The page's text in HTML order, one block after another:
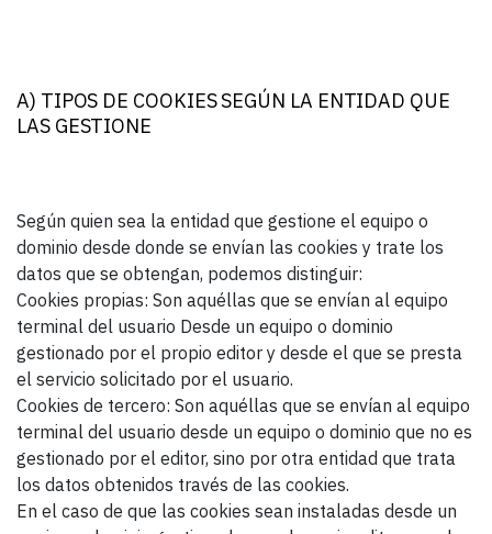
A) TIPOS DE COOKIES SEGÚN LA ENTIDAD QUE
LAS GESTIONE
Según quien sea la entidad que gestione el equipo o
dominio desde donde se envían las cookies y trate los
datos que se obtengan, podemos distinguir:
Cookies propias: Son aquéllas que se envían al equipo
terminal del usuario Desde un equipo o dominio
gestionado por el propio editor y desde el que se presta
el servicio solicitado por el usuario.
Cookies de tercero: Son aquéllas que se envían al equipo
terminal del usuario desde un equipo o dominio que no es
gestionado por el editor, sino por otra entidad que trata
los datos obtenidos través de las cookies.
En el caso de que las cookies sean instaladas desde un